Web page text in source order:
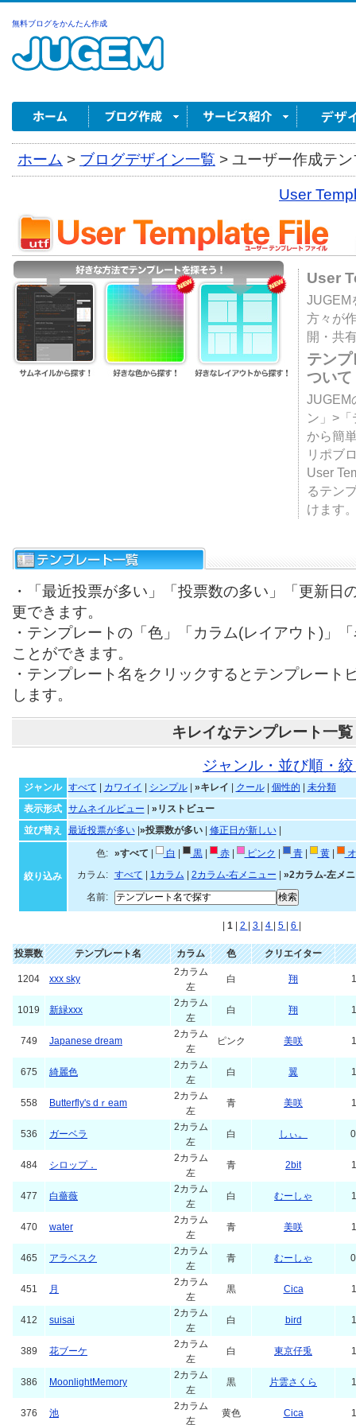
無料ブログをかんたん作成
ホーム > ブログデザイン一覧 > ユーザー作成テ
User
User
JUGEM
方々が
開・共
テン
ついて
JUGEM
ン」>
から簡
リポブ
User
るテン
けます
・「最近投票が多い」「投票数の多い」「更新日
更できます。
・テンプレートの「色」「カラム(レイアウト)」
ことができます。
・テンプレート名をクリックするとテンプレート
します。
キレイなテンプレート一覧
ジャンル・並び順・
ジャンル すべて カワイイ シンプル| »キレイ クール| 個性的
未分類
表示形式
サムネイルビュー
»リストビュー
並び替え
最近投票が多い| »投票数が多い| 修正日が新しい|
絞り込み
色: »すべて 白 黒| 赤| ピンク 青| 黄|
カラム:
すべて 1カラム 2カラム-右メニュー
»2カラム-左メ
名前:
1 2 3 4 5 6
投票数 テンプレート名 カラム 色 クリエイター
1204 xxx sky
2カラム
左
白 翔
1019 新緑xxx
2カラム
左
白 翔
749 Japanese dream
2カラム
左
ピンク 美咲
675 綺麗色
2カラム
左
白 翼
558 Butterfly's dｒeam
2カラム
左
青 美咲
536 ガーベラ
2カラム
左
白 しぃ。
484 シロップ．
2カラム
左
青 2bit
477 白薔薇
2カラム
左
白 むーしゃ
470 water
2カラム
左
青 美咲
465 アラベスク
2カラム
左
青 むーしゃ
451 月
2カラム
左
黒 Cica
412 suisai
2カラム
左
白 bird
389 花ブーケ
2カラム
左
白 東京仔兎
386 MoonlightMemory
2カラム
左
黒 片雲さくら
376 池
2カラム
左
黄色 Cica